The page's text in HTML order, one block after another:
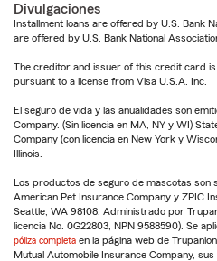
Divulgaciones
Installment loans are offered by U.S. Bank
are offered by U.S. Bank National
The creditor and issuer of this credit card is
pursuant to a license from Visa U.S.A. Inc.
El seguro de vida y las anualidades son
Company. (Sin licencia en MA, NY y WI)
Company (con licencia en New York y
Illinois.
Los productos de seguro de mascotas son
American Pet Insurance Company y ZPIC
Seattle, WA 98108. Administrado por
licencia No. 0G22803, NPN 9588590). Se
póliza completa en la página web de
Mutual Automobile Insurance Company,